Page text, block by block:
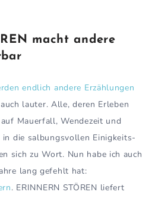
macht andere
endlich andere Erzählungen
lauter. Alle, deren Erleben
Mauerfall, Wendezeit und
die salbungsvollen Einigkeits-
sich zu Wort. Nun habe ich auch
lang gefehlt hat:
. ERINNERN STÖREN liefert